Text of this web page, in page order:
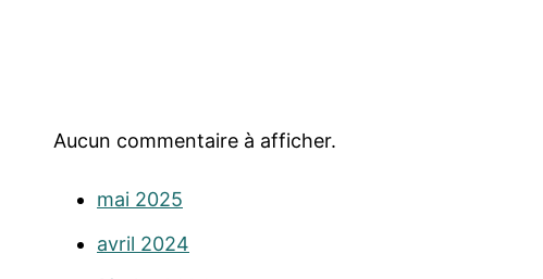
Aucun commentaire à afficher.
mai 2025
avril 2024